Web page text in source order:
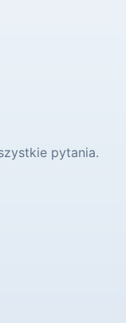
pytania.